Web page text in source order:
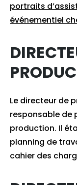
portraits
événementiel
Le directeur de
responsable de
production. Il
planning de
cahier des